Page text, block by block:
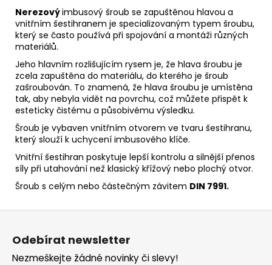
Nerezovýimbusový šroub se zapuštěnou hlavou a
vnitřním šestihranem je specializovaným typem šroubu,
který se často používá při spojování a montáži různých
materiálů.
Jeho hlavním rozlišujícím rysem je, že hlava šroubu je
zcela zapuštěna do materiálu, do kterého je šroub
zašroubován. To znamená, že hlava šroubu je umístěna
tak, aby nebyla vidět na povrchu, což můžete přispět k
esteticky čistému a působivému výsledku.
Šroub je vybaven vnitřním otvorem ve tvaru šestihranu,
který slouží k uchycení imbusového klíče.
Vnitřní šestihran poskytuje lepší kontrolu a silnější přenos
síly při utahování než klasický křížový nebo plochý otvor.
Šroub s celým nebo částečným závitem DIN 7991.
Z
Odebírat newsletter
Nezmeškejte žádné novinky či slevy!